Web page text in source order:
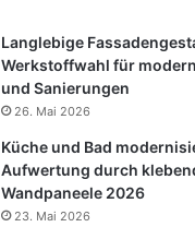
Langlebige
Werkstoffwahl für
und Sanierungen
26. Mai 2026
Küche und Bad
Aufwertung durch
Wandpaneele 2026
23. Mai 2026